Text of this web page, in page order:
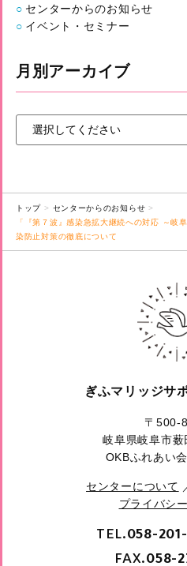
センターからのお知らせ
イベント・セミナー
月別アーカイブ
トップ
センターからのお知らせ
「『第７波』感染急拡大継続への対応 ～岐
染防止対策の徹底について
ぎふマリッジサ
〒500-
岐阜県岐阜市
OKBふれあい
センターについて
プライバシ
TEL.058-
FAX.058-